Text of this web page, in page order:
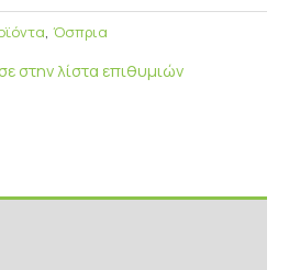
, Όσπρια
στην λίστα επιθυμιών